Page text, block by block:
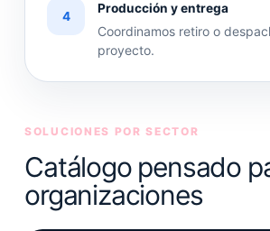
4
Producción y entrega
Coordinamos retiro o
proyecto.
SOLUCIONES POR SECTOR
Catálogo pensado
organizaciones